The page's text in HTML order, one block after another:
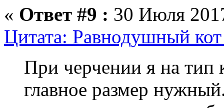
« Ответ #9 : 30 Июля
Цитата: Равнодушный
При черчении я на тип
главное размер